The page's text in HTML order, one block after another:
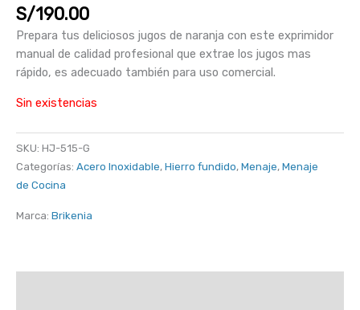
S/190.00
Prepara tus deliciosos jugos de naranja con este exprimidor
manual de calidad profesional que extrae los jugos mas
rápido, es adecuado también para uso comercial.
Sin existencias
SKU: HJ-515-G
Categorías: Acero Inoxidable, Hierro fundido, Menaje, Menaje
de Cocina
Marca: Brikenia